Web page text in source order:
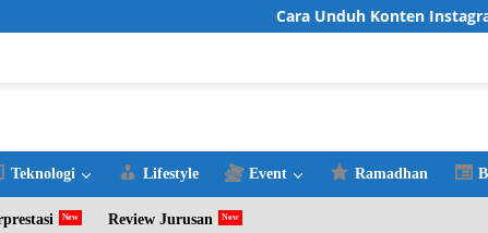
Cara Unduh Konten
Teknologi Lifestyle Event Ramadhan
Review Jurusan